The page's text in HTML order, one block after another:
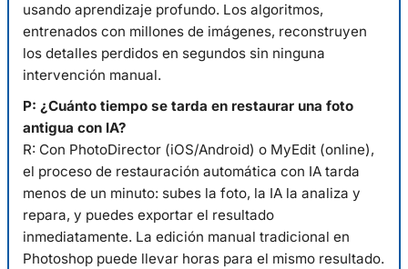
usando aprendizaje profundo. Los algoritmos,
entrenados con millones de imágenes, reconstruyen
los detalles perdidos en segundos sin ninguna
intervención manual.
P: ¿Cuánto tiempo se tarda en restaurar una foto
antigua con IA?
R: Con PhotoDirector (iOS/Android) o MyEdit (online),
el proceso de restauración automática con IA tarda
menos de un minuto: subes la foto, la IA la analiza y
repara, y puedes exportar el resultado
inmediatamente. La edición manual tradicional en
Photoshop puede llevar horas para el mismo resultado.